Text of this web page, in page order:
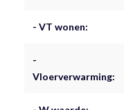
- VT wonen:
-
Vloerverwarming: